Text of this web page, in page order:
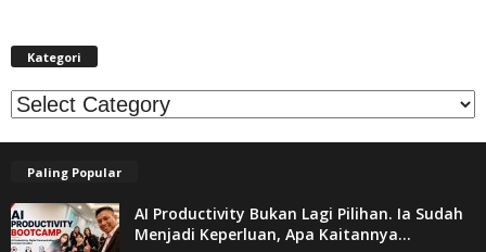
Kategori
Kategori
Paling Popular
AI Productivity Bukan Lagi Pilihan. Ia Sudah
Menjadi Keperluan, Apa Kaitannya...